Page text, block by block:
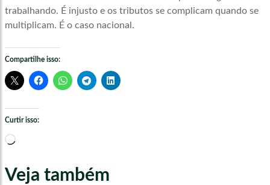
trabalhando. É injusto e os tributos se complicam quando se
multiplicam. É o caso nacional.
Compartilhe isso:
Curtir isso:
Carregando...
Veja também